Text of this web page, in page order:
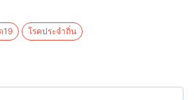
19 โรคประจำถิ่น